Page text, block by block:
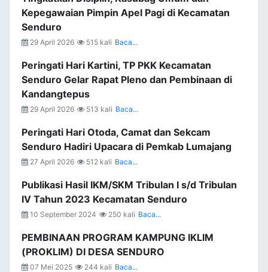
Kepegawaian Pimpin Apel Pagi di Kecamatan
Senduro
29 April 2026 515 kali Baca...
Peringati Hari Kartini, TP PKK Kecamatan
Senduro Gelar Rapat Pleno dan Pembinaan di
Kandangtepus
29 April 2026 513 kali Baca...
Peringati Hari Otoda, Camat dan Sekcam
Senduro Hadiri Upacara di Pemkab Lumajang
27 April 2026 512 kali Baca...
Publikasi Hasil IKM/SKM Tribulan I s/d Tribulan
IV Tahun 2023 Kecamatan Senduro
10 September 2024 250 kali Baca...
PEMBINAAN PROGRAM KAMPUNG IKLIM
(PROKLIM) DI DESA SENDURO
07 Mei 2025 244 kali Baca...